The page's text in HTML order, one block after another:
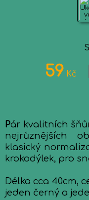
59 Kč
Pár kvalitních
nejrůznějších
klasický
krokodýlek, pro
Délka cca 40cm,
jeden černý a